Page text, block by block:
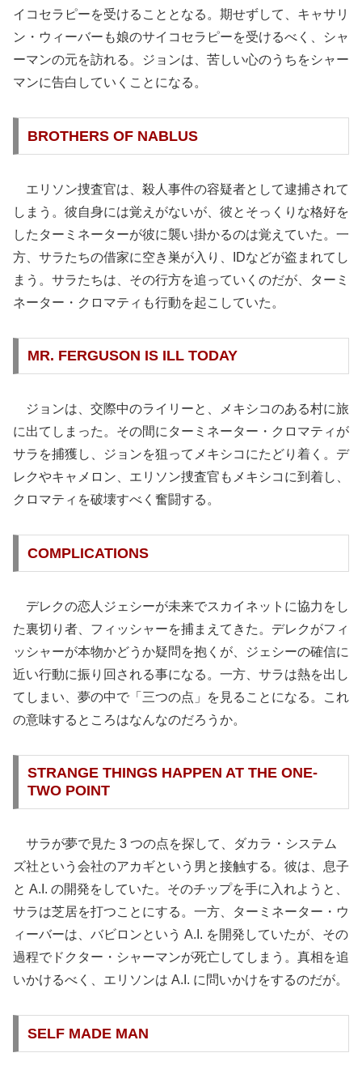
イコセラピーを受けることとなる。期せずして、キャサリ
ン・ウィーバーも娘のサイコセラピーを受けるべく、シャ
ーマンの元を訪れる。ジョンは、苦しい心のうちをシャー
マンに告白していくことになる。
BROTHERS OF NABLUS
エリソン捜査官は、殺人事件の容疑者として逮捕されて
しまう。彼自身には覚えがないが、彼とそっくりな格好を
したターミネーターが彼に襲い掛かるのは覚えていた。一
方、サラたちの借家に空き巣が入り、IDなどが盗まれてし
まう。サラたちは、その行方を追っていくのだが、ターミ
ネーター・クロマティも行動を起こしていた。
MR. FERGUSON IS ILL TODAY
ジョンは、交際中のライリーと、メキシコのある村に旅
に出てしまった。その間にターミネーター・クロマティが
サラを捕獲し、ジョンを狙ってメキシコにたどり着く。デ
レクやキャメロン、エリソン捜査官もメキシコに到着し、
クロマティを破壊すべく奮闘する。
COMPLICATIONS
デレクの恋人ジェシーが未来でスカイネットに協力をし
た裏切り者、フィッシャーを捕まえてきた。デレクがフィ
ッシャーが本物かどうか疑問を抱くが、ジェシーの確信に
近い行動に振り回される事になる。一方、サラは熱を出し
てしまい、夢の中で「三つの点」を見ることになる。これ
の意味するところはなんなのだろうか。
STRANGE THINGS HAPPEN AT THE ONE-
TWO POINT
サラが夢で見た 3 つの点を探して、ダカラ・システム
ズ社という会社のアカギという男と接触する。彼は、息子
と A.I. の開発をしていた。そのチップを手に入れようと、
サラは芝居を打つことにする。一方、ターミネーター・ウ
ィーバーは、バビロンという A.I. を開発していたが、その
過程でドクター・シャーマンが死亡してしまう。真相を追
いかけるべく、エリソンは A.I. に問いかけをするのだが。
SELF MADE MAN